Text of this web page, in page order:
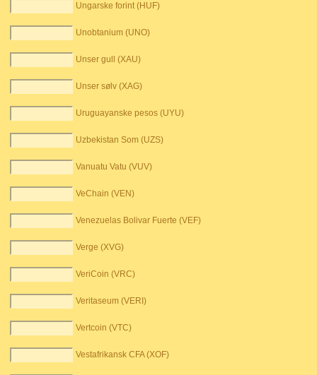
Ungarske forint (HUF)
Unobtanium (UNO)
Unser gull (XAU)
Unser sølv (XAG)
Uruguayanske pesos (UYU)
Uzbekistan Som (UZS)
Vanuatu Vatu (VUV)
VeChain (VEN)
Venezuelas Bolivar Fuerte (VEF)
Verge (XVG)
VeriCoin (VRC)
Veritaseum (VERI)
Vertcoin (VTC)
Vestafrikansk CFA (XOF)